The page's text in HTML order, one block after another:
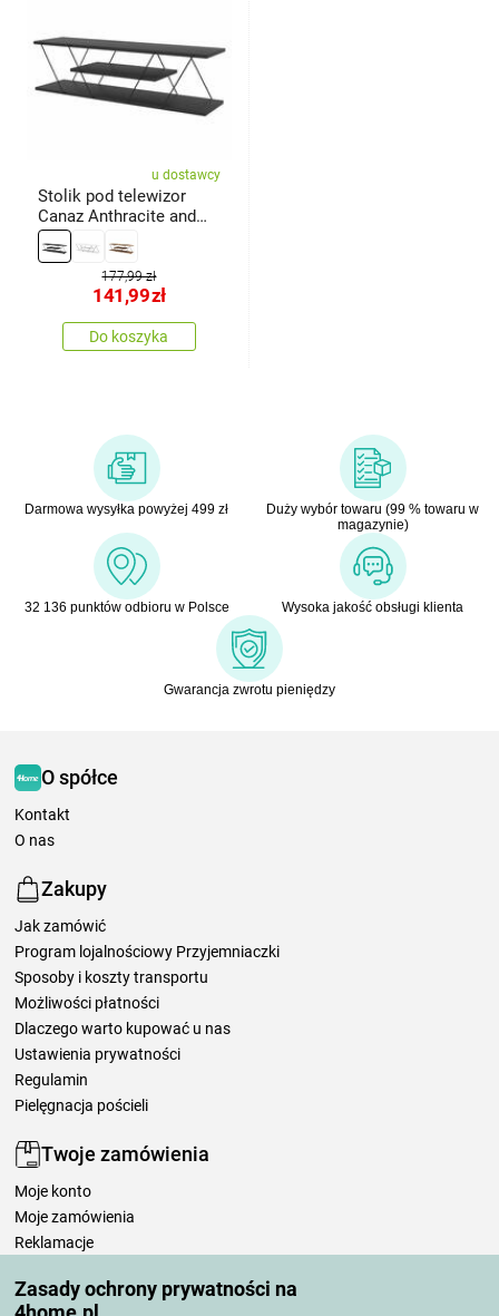
Zasady ochrony prywatności na
u dostawcy
Stolik pod telewizor
Canaz Anthracite and
Grey
177,99 zł
141,99zł
Do koszyka
Darmowa wysyłka powyżej 499 zł
Duży wybór towaru (99 % towaru w
magazynie)
32 136 punktów odbioru w Polsce Wysoka jakość obsługi klienta
Gwarancja zwrotu pieniędzy
O spółce
Kontakt
O nas
Zakupy
Jak zamówić
Program lojalnościowy Przyjemniaczki
Sposoby i koszty transportu
Możliwości płatności
Dlaczego warto kupować u nas
Ustawienia prywatności
Regulamin
Pielęgnacja pościeli
Twoje zamówienia
Moje konto
Moje zamówienia
Reklamacje
Zasady przetwarzania recenzji